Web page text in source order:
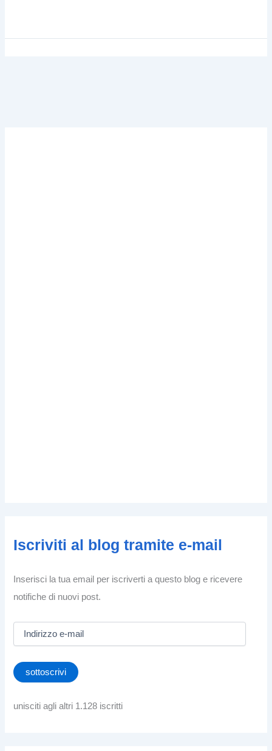
Iscriviti al blog tramite e-mail
Inserisci la tua email per iscriverti a questo blog e ricevere
notifiche di nuovi post.
r
z
sottoscrivi
unisciti agli altri 1.128 iscritti